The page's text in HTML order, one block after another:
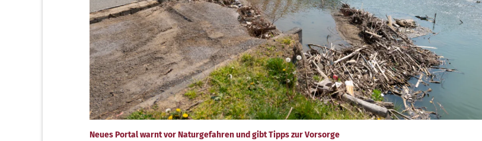
Neues Portal warnt vor Naturgefahren und gibt Tipps zur Vorsorge